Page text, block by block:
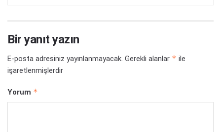
Bir yanıt yazın
E-posta adresiniz yayınlanmayacak. Gerekli alanlar * ile
işaretlenmişlerdir
Yorum *